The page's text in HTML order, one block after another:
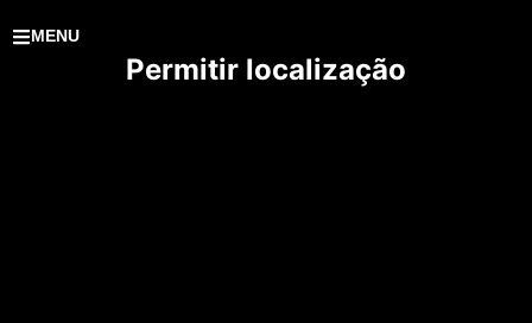
MENU
Permitir localização